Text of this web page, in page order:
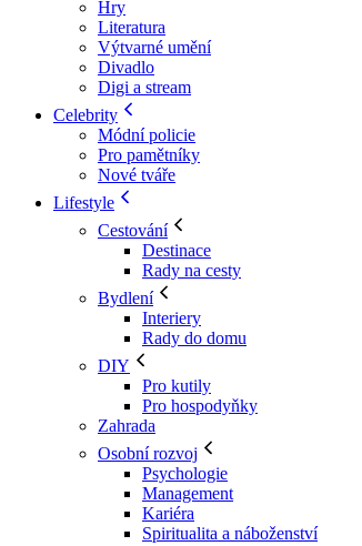
Hry
Literatura
Výtvarné umění
Divadlo
Digi a stream
Celebrity
Módní policie
Pro pamětníky
Nové tváře
Lifestyle
Cestování
Destinace
Rady na cesty
Bydlení
Interiery
Rady do domu
DIY
Pro kutily
Pro hospodyňky
Zahrada
Osobní rozvoj
Psychologie
Management
Kariéra
Spiritualita a náboženství